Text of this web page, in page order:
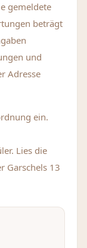
gemeldete
beträgt
und
Adresse
ein.
Lies die
Garschels 13